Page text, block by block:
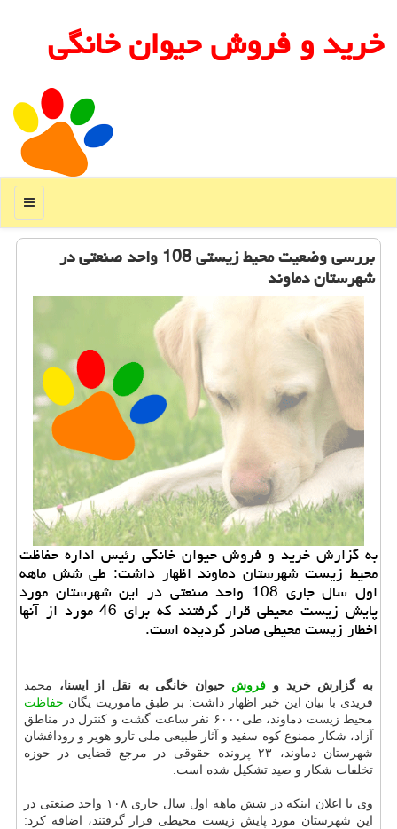
خرید و فروش حیوان خانگی
منو
بررسی وضعیت محیط زیستی 108 واحد صنعتی در
شهرستان دماوند
به گزارش خرید و فروش حیوان خانگی رئیس اداره حفاظت
محیط زیست شهرستان دماوند اظهار داشت: طی شش ماهه
اول سال جاری 108 واحد صنعتی در این شهرستان مورد
پایش زیست محیطی قرار گرفتند كه برای 46 مورد از آنها
اخطار زیست محیطی صادر گردیده است.
به گزارش خرید و فروش حیوان خانگی به نقل از ایسنا، محمد
فریدی با بیان این خبر اظهار داشت: بر طبق ماموریت یگان حفاظت
محیط زیست دماوند، طی۶۰۰۰ نفر ساعت گشت و کنترل در مناطق
آزاد، شکار ممنوع کوه سفید و آثار طبیعی ملی تارو هویر و رودافشان
شهرستان دماوند، ۲۳ پرونده حقوقی در مرجع قضایی در حوزه
تخلفات شکار و صید تشکیل شده است.
وی با اعلان اینکه در شش ماهه اول سال جاری ۱۰۸ واحد صنعتی در
این شهرستان مورد پایش زیست محیطی قرار گرفتند، اضافه کرد: